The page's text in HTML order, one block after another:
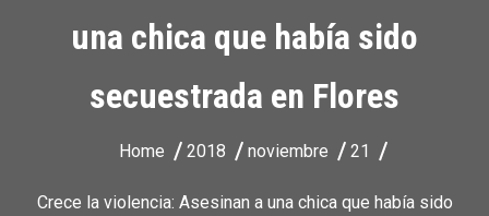
una chica que había sido
secuestrada en Flores
Home 2018 noviembre 21
Crece la violencia: Asesinan a una chica que había sido